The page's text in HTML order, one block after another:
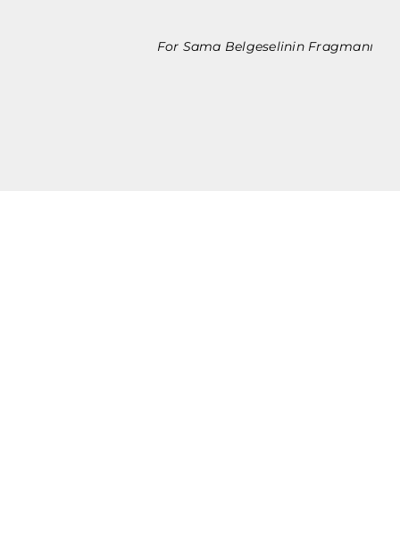
For Sama Belgeselinin Fragmanı